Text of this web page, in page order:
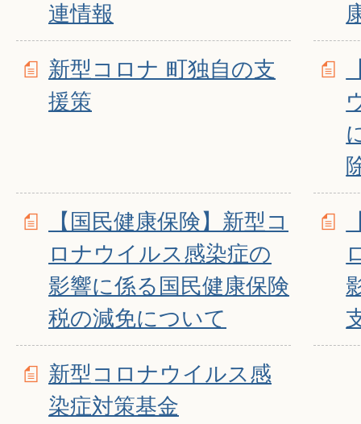
連情報
新型コロナ 町独自の支
援策
【国民健康保険】新型コ
ロナウイルス感染症の
影響に係る国民健康保険
税の減免について
新型コロナウイルス感
染症対策基金